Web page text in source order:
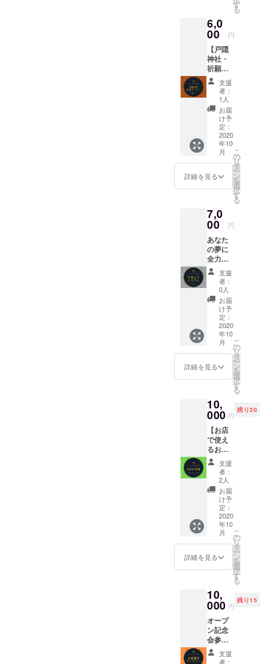
ただき
ます。
希望が
ある場
合は備
考に記
入くだ
さい。
名前を
お知ら
せくだ
さい。
（個人
名、
ニック
ネー
ム、法
人や企
業名も
可能で
す）記
入のな
い場合
は
CAMPF
を掲載
いたし
ご了承
くださ
い。
事から
か逃が
してく
れない
自分。
誰かに
言って
貰いた
い「や
めたら
ええや
ん」をT
シャツ
に言っ
て貰え
ます笑
笑 背中
には秘
・ ＊デ
ザイ
ン・色
等につ
いて
は、若
干変更
となる
場合が
ござい
ますの
で、予
めご了
承くだ
さい。
す
る
6,0
00 円
【戸隠
神社・
祈願
コー
ヒー】
戸隠神
社で特
別に所
願成就
の御祈
祷をし
て頂い
たコー
ヒーで
す。 今
回使わ
くコー
ヒー
は、ス
ロー社
の｢オー
ガニッ
ク＆
フェア
トレー
ド｣の自
家焙煎
コー
ヒーで
す。 郡
上の水
とのコ
ラボプ
水出し
コー
ヒー
を、1つ
(30ｇ×2
パック
入り)を
2つセッ
トにし
てのリ
ターン
とさせ
て頂き
ます。
※ 写真
は郡上
プロ
になり
ます。
リター
ンは水
出し
コー
ヒーの
支援
者：
1人
お届
け予
定：
2020
年10
月
詳細を見る
こ
の
リ
タ
ー
ン
を
選
択
す
る
7,0
00 円
あなた
の夢に
全力応
援！夢
叶学校
の“やめ
たらえ
えや～
ん”T
シャ
ツ。 ＋
+夢叶名
刺作成
講座参
加券付
き 夢の
阻むや
りたく
ない事
からな
かなか
逃がし
てくれ
ない自
分。 誰
かに
言って
貰いた
い「や
めたら
ええや
ん」をT
シャツ
笑 背中
には秘
密のQR
コード
が！・
・ 付属
の夢叶
名刺作
支援
者：
0人
お届
け予
定：
2020
年10
月
詳細を見る
こ
の
リ
タ
ー
ン
を
選
択
す
る
10,
000 円
残り30
【お店
で使え
るお食
事券】
お店が
完成し
てオー
プン後
に使え
るドリ
ンク券
と お気
持ちの
粗品を
配布さ
せてい
ます。
お友達
同士で
使う事
も可能
ですの
で、 た
くさん
支援
者：
2人
お届
け予
定：
2020
年10
月
詳細を見る
こ
の
リ
タ
ー
ン
を
選
択
す
る
10,
000 円
残り15
オープ
ン記念
会参加
券 オー
プン記
支援
者：